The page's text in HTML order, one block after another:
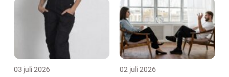
03 juli 2026 02 juli 2026